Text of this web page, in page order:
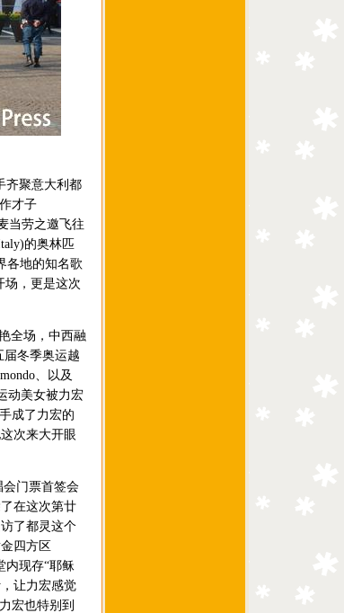
齐聚意大利都
才子
当劳之邀飞往
的奥林匹
各地的知名歌
场，更是这次
全场，中西融
届冬季奥运越
、以及
动美女被力宏
成了力宏的
次来大开眼
门票首签会
在这次第廿
了都灵这个
四方区
内现存“耶稣
让力宏感觉
宏也特别到